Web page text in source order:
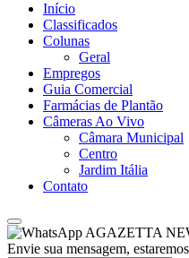
Início
Classificados
Colunas
Geral
Empregos
Guia Comercial
Farmácias de Plantão
Câmeras Ao Vivo
Câmara Municipal
Centro
Jardim Itália
Contato
AGAZETTA
Envie sua mensagem,